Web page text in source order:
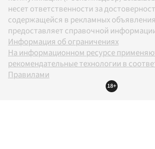
несет ответственности за
содержащейся в рекламных
предоставляет справочной
Информация об ограничениях
На информационном ресурсе
рекомендательные технологии в
Правилами
18+